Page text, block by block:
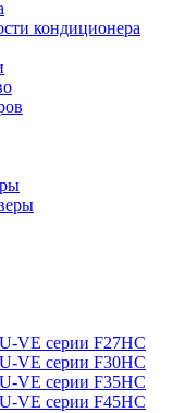
кондиционера
VE серии F27HC
VE серии F30HC
VE серии F35HC
VE серии F45HC